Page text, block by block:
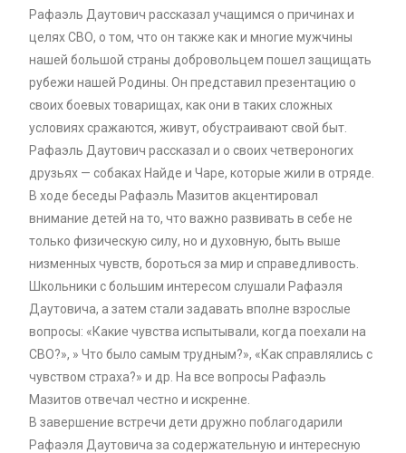
Рафаэль Даутович рассказал учащимся о причинах и
целях СВО, о том, что он также как и многие мужчины
нашей большой страны добровольцем пошел защищать
рубежи нашей Родины. Он представил презентацию о
своих боевых товарищах, как они в таких сложных
условиях сражаются, живут, обустраивают свой быт.
Рафаэль Даутович рассказал и о своих четвероногих
друзьях — собаках Найде и Чаре, которые жили в отряде.
В ходе беседы Рафаэль Мазитов акцентировал
внимание детей на то, что важно развивать в себе не
только физическую силу, но и духовную, быть выше
низменных чувств, бороться за мир и справедливость.
Школьники с большим интересом слушали Рафаэля
Даутовича, а затем стали задавать вполне взрослые
вопросы: «Какие чувства испытывали, когда поехали на
СВО?», » Что было самым трудным?», «Как справлялись с
чувством страха?» и др. На все вопросы Рафаэль
Мазитов отвечал честно и искренне.
В завершение встречи дети дружно поблагодарили
Рафаэля Даутовича за содержательную и интересную